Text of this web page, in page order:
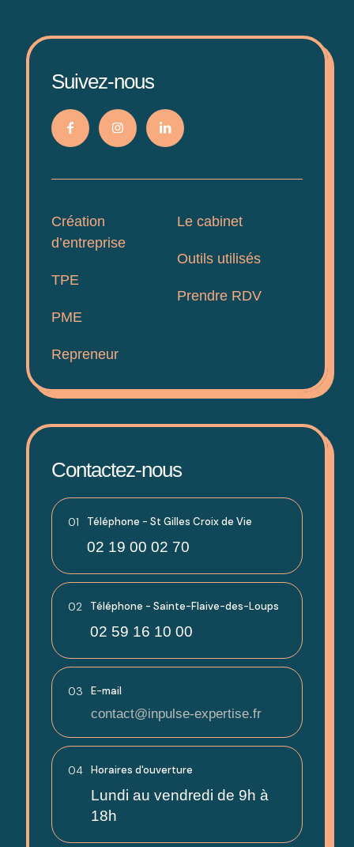
Suivez-nous
Création
d’entreprise
TPE
PME
Repreneur
Le cabinet
Outils utilisés
Prendre RDV
Contactez-nous
01 Téléphone - St Gilles Croix de Vie
02 19 00 02 70
02 Téléphone - Sainte-Flaive-des-Loups
02 59 16 10 00
03 E-mail
contact@inpulse-expertise.fr
04 Horaires d'ouverture
Lundi au vendredi de 9h à
18h